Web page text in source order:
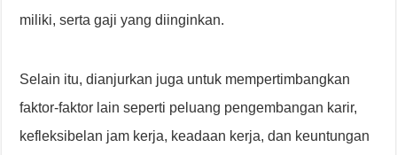
miliki, serta gaji yang diinginkan.
Selain itu, dianjurkan juga untuk mempertimbangkan
faktor-faktor lain seperti peluang pengembangan karir,
kefleksibelan jam kerja, keadaan kerja, dan keuntungan